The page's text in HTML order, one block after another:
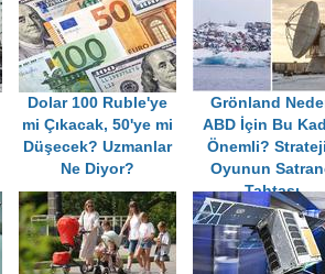
Dolar 100 Ruble'ye
mi Çıkacak, 50'ye mi
Düşecek? Uzmanlar
Ne Diyor?
Grönland
ABD İçin Bu
Önemli?
Oyunun
Tahtası